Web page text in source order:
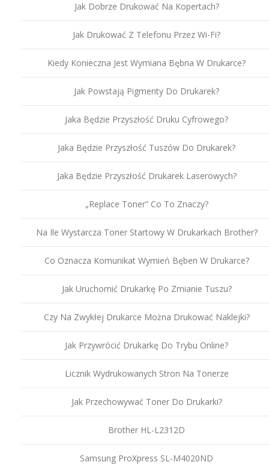
Jak Dobrze Drukować Na Kopertach?
Jak Drukować Z Telefonu Przez Wi-Fi?
Kiedy Konieczna Jest Wymiana Bębna W Drukarce?
Jak Powstają Pigmenty Do Drukarek?
Jaka Będzie Przyszłość Druku Cyfrowego?
Jaka Będzie Przyszłość Tuszów Do Drukarek?
Jaka Będzie Przyszłość Drukarek Laserowych?
„Replace Toner” Co To Znaczy?
Na Ile Wystarcza Toner Startowy W Drukarkach Brother?
Co Oznacza Komunikat Wymień Bęben W Drukarce?
Jak Uruchomić Drukarkę Po Zmianie Tuszu?
Czy Na Zwykłej Drukarce Można Drukować Naklejki?
Jak Przywrócić Drukarkę Do Trybu Online?
Licznik Wydrukowanych Stron Na Tonerze
Jak Przechowywać Toner Do Drukarki?
Brother HL-L2312D
Samsung ProXpress SL-M4020ND